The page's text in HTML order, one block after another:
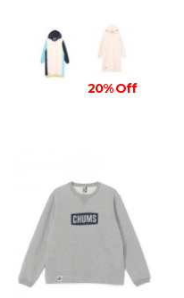
20% Off